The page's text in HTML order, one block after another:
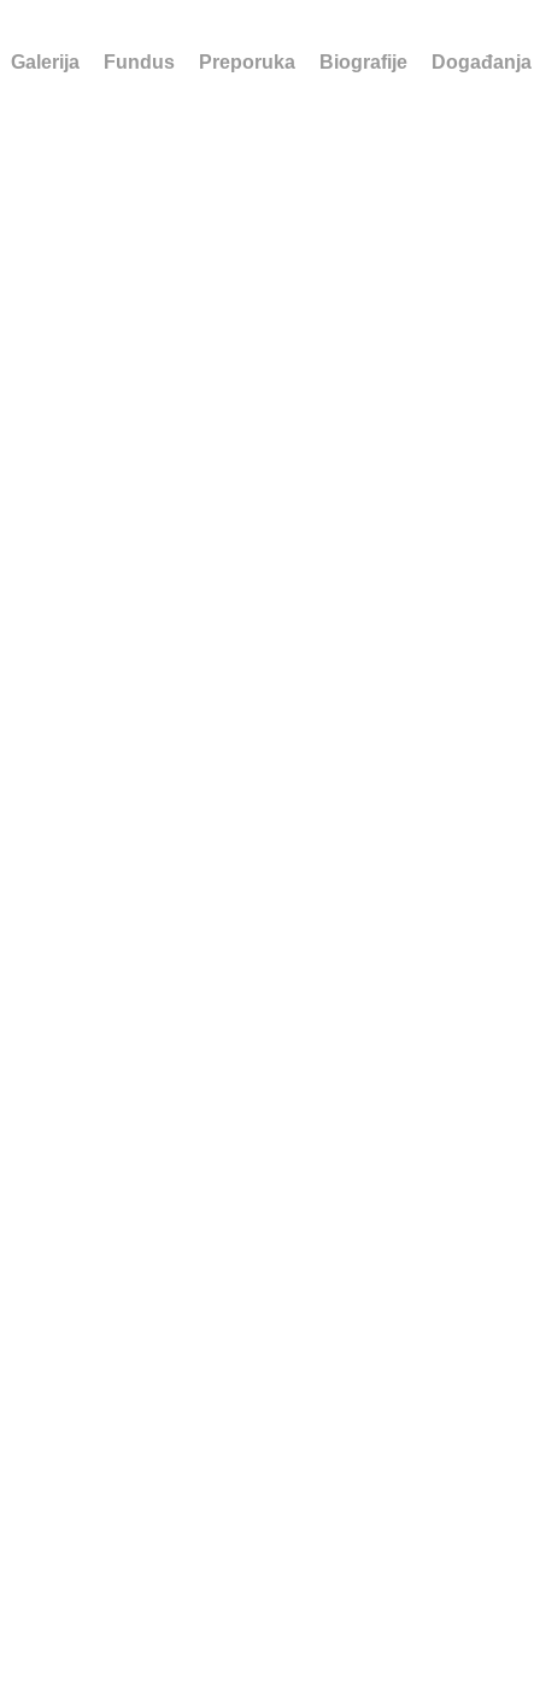
Galerija Fundus Preporuka Biografije Događanja